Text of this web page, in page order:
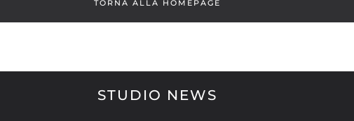
TORNA ALLA HOMEPAGE
STUDIO NEWS